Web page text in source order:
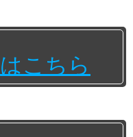
こちら